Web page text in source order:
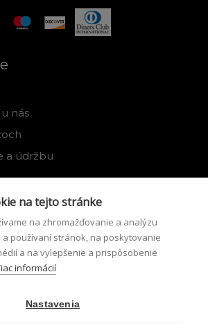
nás
a údržbu
na tejto stránke
na zhromažďovanie a analýzu
používaní stránok, na poskytovanie
a na vylepšenie a prispôsobenie
informácií
Nastavenia